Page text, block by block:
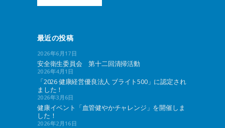
最近の投稿
2026年6月17日
安全衛生委員会 第十二回清掃活動
2026年4月1日
「2026 健康経営優良法人 ブライト500」に認定され
ました！
2026年3月6日
健康イベント「血管健やかチャレンジ」を開催しま
した！
2026年2月16日